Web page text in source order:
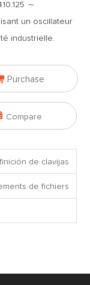
～
un oscillateur
industrielle.
Purchase
Compare
de clavijas
de fichiers